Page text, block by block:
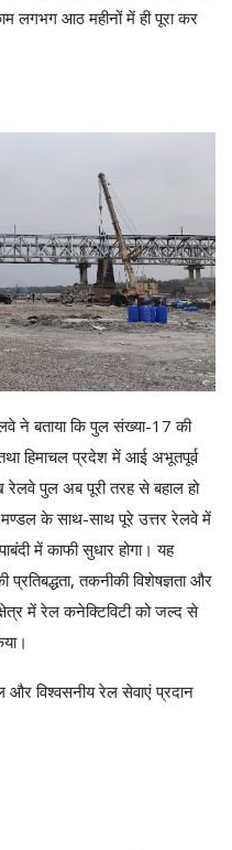
लगभग आठ महीनों में ही पूरा कर
ने बताया कि पुल संख्या-17 की
हिमाचल प्रदेश में आई अभूतपूर्व
रेलवे पुल अब पूरी तरह से बहाल हो
के साथ-साथ पूरे उत्तर रेलवे में
में काफी सुधार होगा। यह
प्रतिबद्धता, तकनीकी विशेषज्ञता और
में रेल कनेक्टिविटी को जल्द से
और विश्वसनीय रेल सेवाएं प्रदान